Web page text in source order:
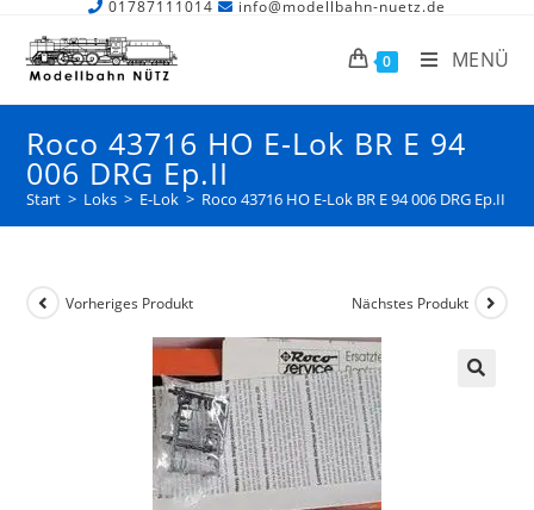
01787111014 info@modellbahn-nuetz.de
0 MENÜ
Roco 43716 HO E-Lok BR E 94
006 DRG Ep.II
Start > Loks > E-Lok > Roco 43716 HO E-Lok BR E 94 006 DRG Ep.II
Vorheriges Produkt Nächstes Produkt